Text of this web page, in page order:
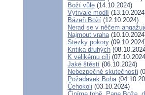
Boží vůle (14.10.2024)
Vytrvale modlí
Bázeň Boží (12.10.2024)
Nerad se v něčem
Najmout vraha
Stezky pokory
Kritika druhých
K velikému cíli
Jaké štěstí (06.10.2024)
Nebezpečné skutečnosti
Požadavek Boha
Čehokoli (03.10.2024)